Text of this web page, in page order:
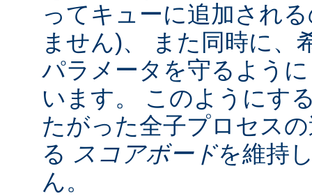
ってキューに追加され
ません)、 また同時に、
パラメータを守るよう
います。 このようにす
たがった全子プロセス
る スコアボードを維持
ん。